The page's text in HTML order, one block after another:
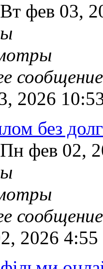
фев 03,
2026
без
фев 02,
2026 4:55